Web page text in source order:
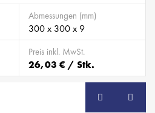
Abmessungen (mm)
300 x 300 x 9
Preis inkl. MwSt.
26,03 € / Stk.
SB